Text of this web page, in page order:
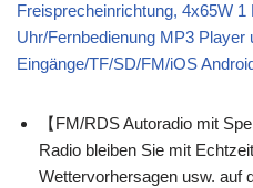
Freisprecheinrichtung, 4x65W 1
Uhr/Fernbedienung MP3
Eingänge/TF/SD/FM/iOS
【FM/RDS Autoradio mit
Radio bleiben Sie mit
Wettervorhersagen usw. auf